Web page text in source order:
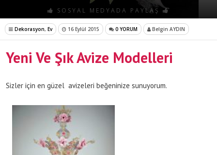
SOSYAL MEDYADA PAYLAŞ
Dekorasyon, Ev 16 Eylül 2015 0 YORUM Belgin AYDIN
Yeni Ve Şık Avize Modelleri
Sizler için en güzel avizeleri beğeninize sunuyorum.